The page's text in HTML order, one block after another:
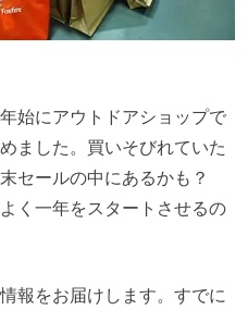
始にアウトドアショップで
ました。買いそびれていた
セールの中にあるかも？
く一年をスタートさせるの
報をお届けします。すでに